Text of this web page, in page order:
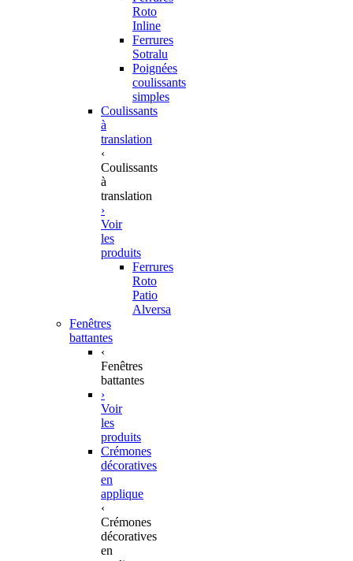
Roto
Inline
Ferrures
Sotralu
Poignées
coulissants
simples
Coulissants
à
translation
‹
Coulissants
à
translation
›
Voir
les
produits
Ferrures
Roto
Patio
Alversa
Fenêtres
battantes
‹
Fenêtres
battantes
›
Voir
les
produits
Crémones
décoratives
en
applique
‹
Crémones
décoratives
en